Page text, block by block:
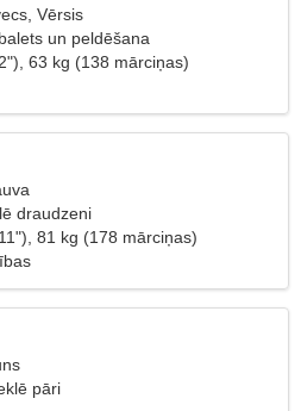
Vērsis
un peldēšana
63 kg (138 mārciņas)
draudzeni
81 kg (178 mārciņas)
pāri